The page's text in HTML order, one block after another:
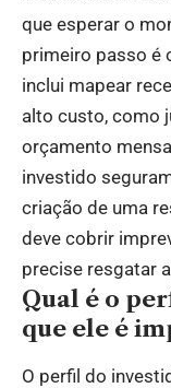
que esperar o
primeiro passo é
inclui mapear
alto custo, como
orçamento
investido
criação de uma
deve cobrir
precise resgatar
Qual é o
que ele é
O perfil do